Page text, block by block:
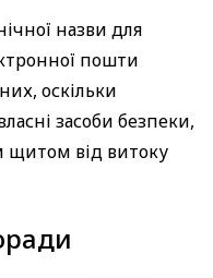
назви для
пошти
оскільки
засоби безпеки,
щитом від витоку